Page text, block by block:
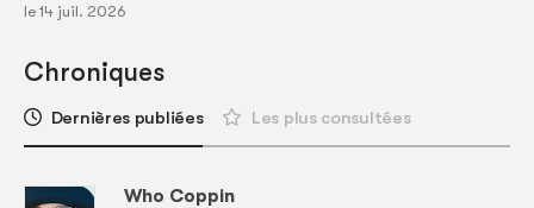
le 14 juil. 2026
Chroniques
Dernières publiées Les plus consultées
Who Coppin